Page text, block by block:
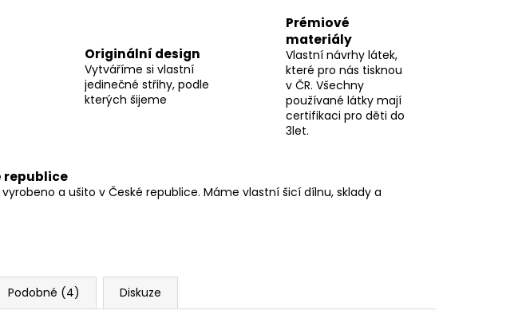
Originální design
Vytváříme si vlastní
jedinečné střihy, podle
kterých šijeme
Prémiové
materiály
Vlastní návrhy látek,
které pro nás tisknou
v ČR. Všechny
používané látky mají
certifikaci pro děti do
3let.
republice
a ušito v České republice. Máme vlastní šicí dílnu, sklady a
Podobné (4) Diskuze